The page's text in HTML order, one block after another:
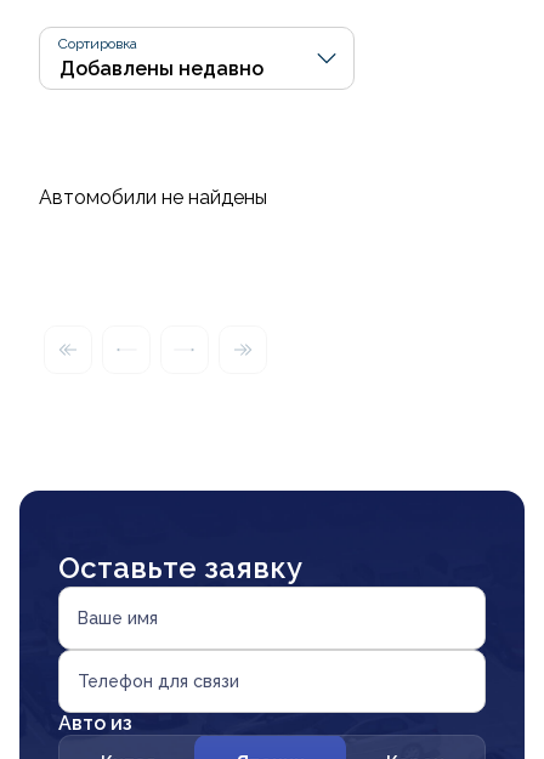
Сортировка
Автомобили не найдены
Оставьте заявку
Ваше имя
Телефон для связи
Авто из